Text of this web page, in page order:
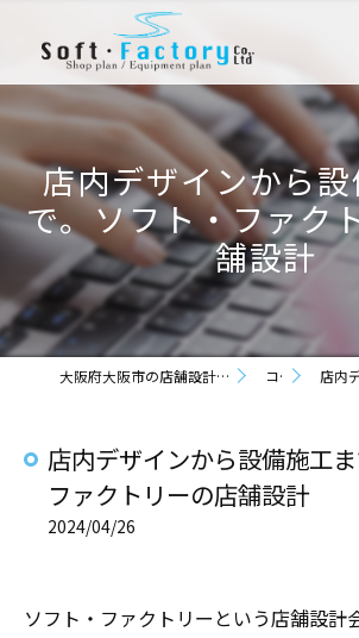
店内デザインから
で。ソフト・ファク
舗設計
大阪府大阪市の店舗設計なら株式会社ソフト・ファクトリー コラム 店内デザイン
店内デザインから設備施工
ファクトリーの店舗設計
2024/04/26
ソフト・ファクトリーという店舗設計